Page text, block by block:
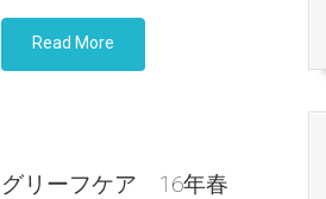
Read More
グリーフケア 16年春